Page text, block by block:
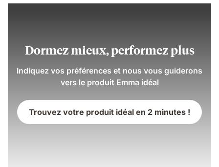
Dormez mieux, performez plus
Indiquez vos préférences et nous vous guiderons
vers le produit Emma idéal
Trouvez votre produit idéal en 2 minutes !